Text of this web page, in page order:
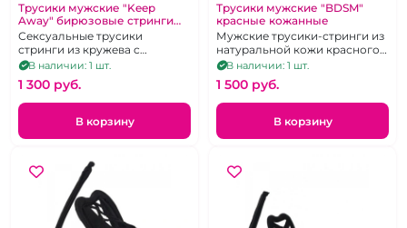
Трусики мужские "Keep
Away" бирюзовые стринги
44-46
Сексуальные трусики
стринги из кружева с
цветочным рисунком.Размер
44-46
В наличии: 1 шт.
1 300 pуб.
В корзину
Трусики мужские "BDSM"
красные кожанные
Мужские трусики-стринги из
натуральной кожи красного
цвета
В наличии: 1 шт.
1 500 pуб.
В корзину